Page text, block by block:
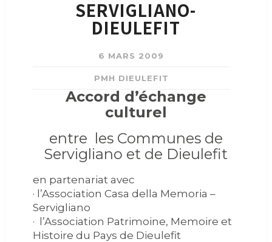
SERVIGLIANO-
DIEULEFIT
6 MARS 2009
PMH DIEULEFIT
Accord d’échange
culturel
entre les Communes de
Servigliano et de Dieulefit
en partenariat avec
· l’Association Casa della Memoria –
Servigliano
· l’Association Patrimoine, Memoire et
Histoire du Pays de Dieulefit